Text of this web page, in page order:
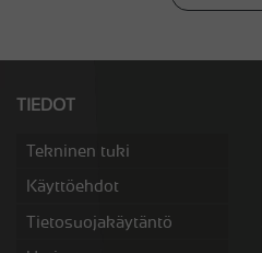
TIEDOT
Tekninen tuki
Käyttöehdot
Tietosuojakäytäntö